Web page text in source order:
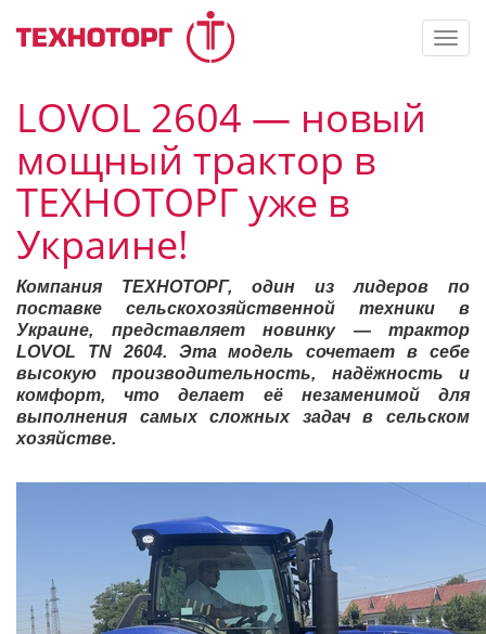
LOVOL 2604 — новый
мощный трактор в
ТЕХНОТОРГ уже в
Украине!
Компания ТЕХНОТОРГ, один из лидеров по
поставке сельскохозяйственной техники в
Украине, представляет новинку — трактор
LOVOL TN 2604. Эта модель сочетает в себе
высокую производительность, надёжность и
комфорт, что делает её незаменимой для
выполнения самых сложных задач в сельском
хозяйстве.